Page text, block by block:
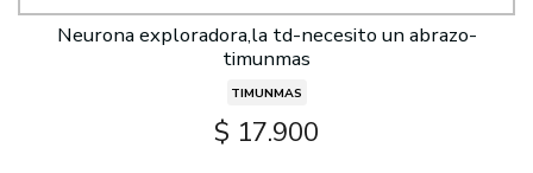
Neurona exploradora,la td-necesito un abrazo-
timunmas
TIMUNMAS
$ 17.900